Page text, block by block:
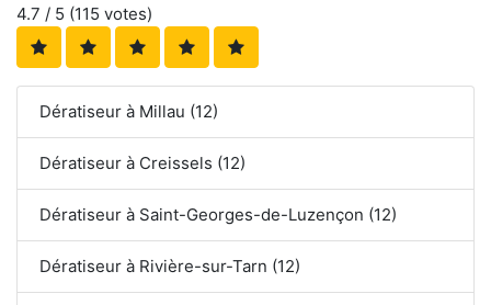
4.7 / 5 (115 votes)
Dératiseur à Millau (12)
Dératiseur à Creissels (12)
Dératiseur à Saint-Georges-de-Luzençon (12)
Dératiseur à Rivière-sur-Tarn (12)